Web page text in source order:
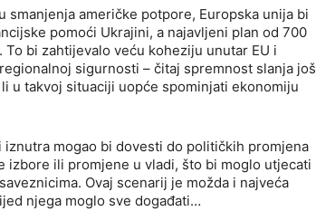
smanjenja američke potpore, Europska unija bi
pomoći Ukrajini, a najavljeni plan od 700
bi zahtijevalo veću koheziju unutar EU i
sigurnosti – čitaj spremnost slanja još
u takvoj situaciji uopće spominjati ekonomiju
iznutra mogao bi dovesti do političkih promjena
ili promjene u vladi, što bi moglo utjecati
Ovaj scenarij je možda i najveća
njega moglo sve događati…